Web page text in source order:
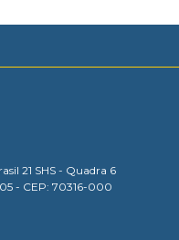
21 SHS - Quadra 6
- CEP: 70316-000